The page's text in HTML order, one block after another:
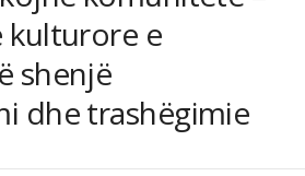
kulturore e
shenjë
dhe trashëgimie